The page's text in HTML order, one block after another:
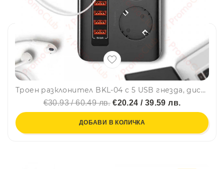
Троен разклонител BKL-04 с 5 USB гнезда, дисплей и защита от късо съединение - идеален за хола и спалнята.
€30.93 / 60.49 лв.€20.24 / 39.59 лв.
ДОБАВИ В КОЛИЧКА